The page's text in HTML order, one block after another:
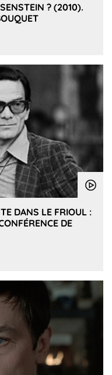
? (2010).
DANS LE FRIOUL :
DE